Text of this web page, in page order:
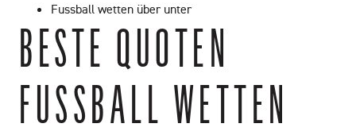
Fussball wetten über unter
BESTE QUOTEN
FUSSBALL WETTEN